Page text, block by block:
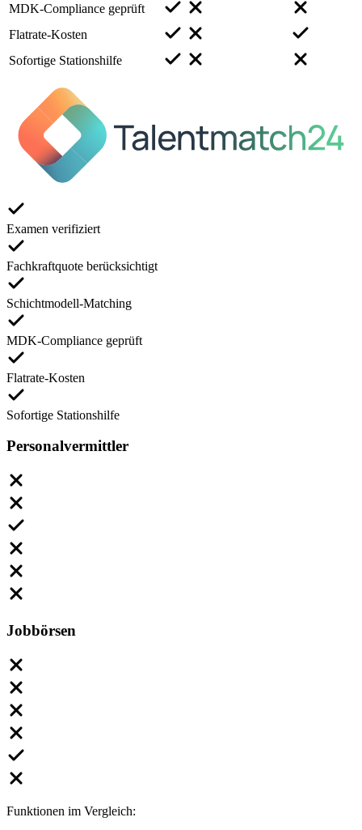
MDK-Compliance geprüft
Flatrate-Kosten
Sofortige Stationshilfe
Examen verifiziert
Fachkraftquote berücksichtigt
Schichtmodell-Matching
MDK-Compliance geprüft
Flatrate-Kosten
Sofortige Stationshilfe
Personalvermittler
Jobbörsen
Funktionen im Vergleich: